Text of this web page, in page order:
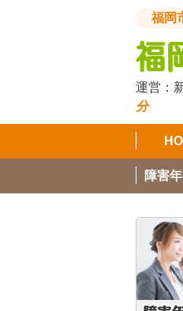
福岡
運営：
分
障害